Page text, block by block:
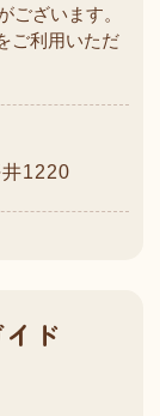
ございます。
ご利用いただ
1220
ド